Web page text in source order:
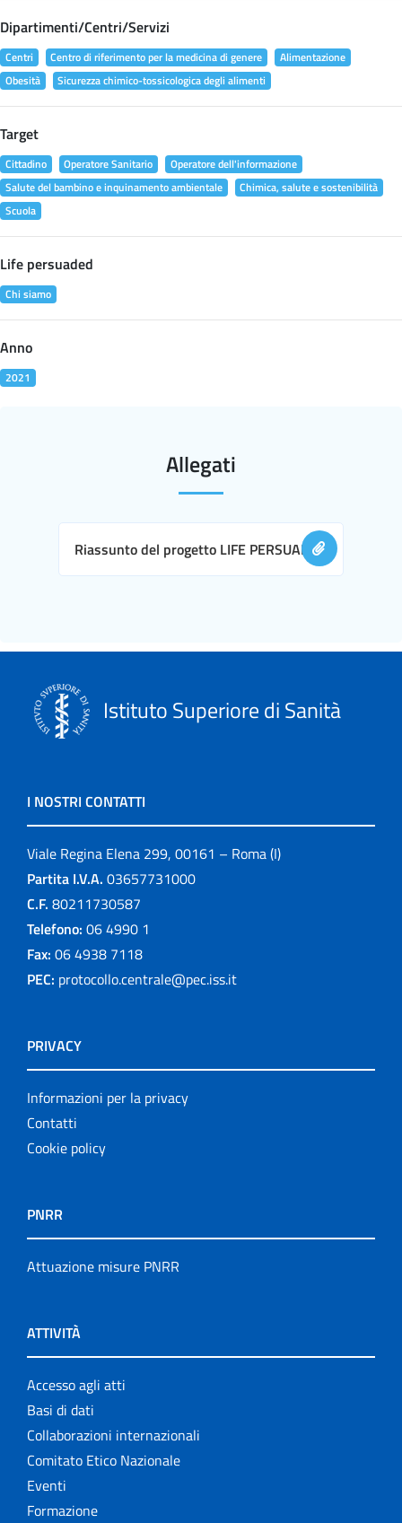
Dipartimenti/Centri/Servizi
Centri Centro di riferimento per la medicina di genere
Alimentazione
Obesità
Sicurezza chimico-tossicologica degli alimenti
Target
Cittadino Operatore Sanitario
Operatore dell'informazione
Salute del bambino e inquinamento ambientale
Chimica, salute e sostenibilità
Scuola
Life persuaded
Chi siamo
Anno
2021
Allegati
Riassunto del progetto LIFE PERSUADED
Istituto Superiore di Sanità
I NOSTRI CONTATTI
Viale Regina Elena 299, 00161 – Roma (I)
Partita I.V.A. 03657731000
C.F. 80211730587
Telefono: 06 4990 1
Fax: 06 4938 7118
PEC: protocollo.centrale@pec.iss.it
PRIVACY
Informazioni per la privacy
Contatti
Cookie policy
PNRR
Attuazione misure PNRR
ATTIVITÀ
Accesso agli atti
Basi di dati
Collaborazioni internazionali
Comitato Etico Nazionale
Eventi
Formazione